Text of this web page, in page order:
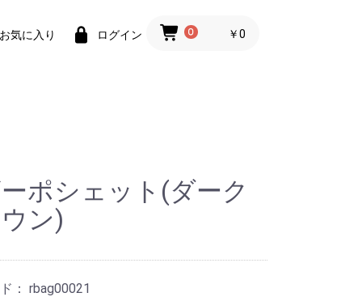
気に入り ログイン 0 ￥0
ポシェット(ダーク
ン)
： rbag00021